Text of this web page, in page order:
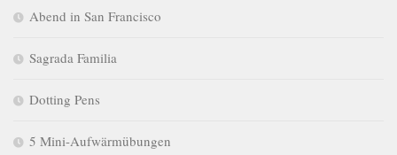
Abend in San Francisco
Sagrada Familia
Dotting Pens
5 Mini-Aufwärmübungen